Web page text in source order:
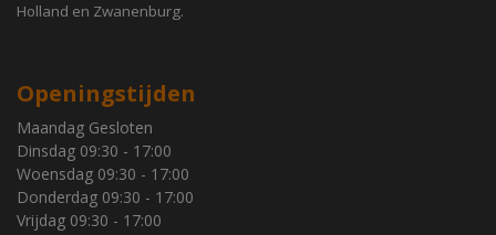
Holland en Zwanenburg.
Openingstijden
Maandag Gesloten
Dinsdag 09:30 - 17:00
Woensdag 09:30 - 17:00
Donderdag 09:30 - 17:00
Vrijdag 09:30 - 17:00